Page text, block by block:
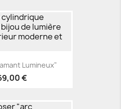
Lumineux"
€